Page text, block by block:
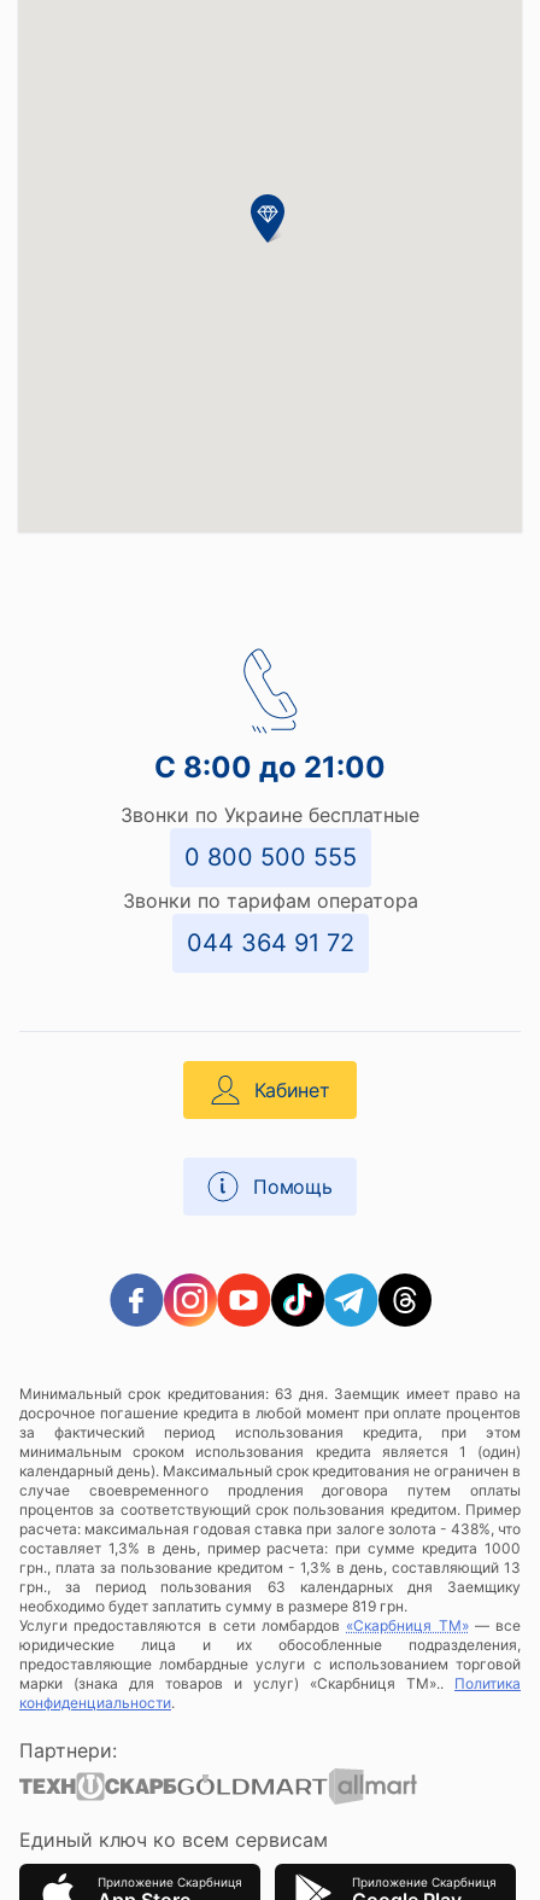
С 8:00 до 21:00
Звонки по Украине бесплатные
0 800 500 555
Звонки по тарифам оператора
044 364 91 72
Кабинет
Помощь
Минимальный срок кредитования: 63 дня. Заемщик имеет право на
досрочное погашение кредита в любой момент при оплате процентов
за фактический период использования кредита, при этом
минимальным сроком использования кредита является 1 (один)
календарный день). Максимальный срок кредитования не ограничен в
случае своевременного продления договора путем оплаты
процентов за соответствующий срок пользования кредитом. Пример
расчета: максимальная годовая ставка при залоге золота - 438%, что
составляет 1,3% в день, пример расчета: при сумме кредита 1000
грн., плата за пользование кредитом - 1,3% в день, составляющий 13
грн., за период пользования 63 календарных дня Заемщику
необходимо будет заплатить сумму в размере 819 грн.
Услуги предоставляются в сети ломбардов «Скарбниця ТМ»— все
юридические лица и их обособленные подразделения,
предоставляющие ломбардные услуги с использованием торговой
марки (знака для товаров и услуг) «Скарбниця ТМ».. Политика
конфиденциальности.
Партнери:
Единый ключ ко всем сервисам
Приложение Скарбниця Приложение Скарбниця